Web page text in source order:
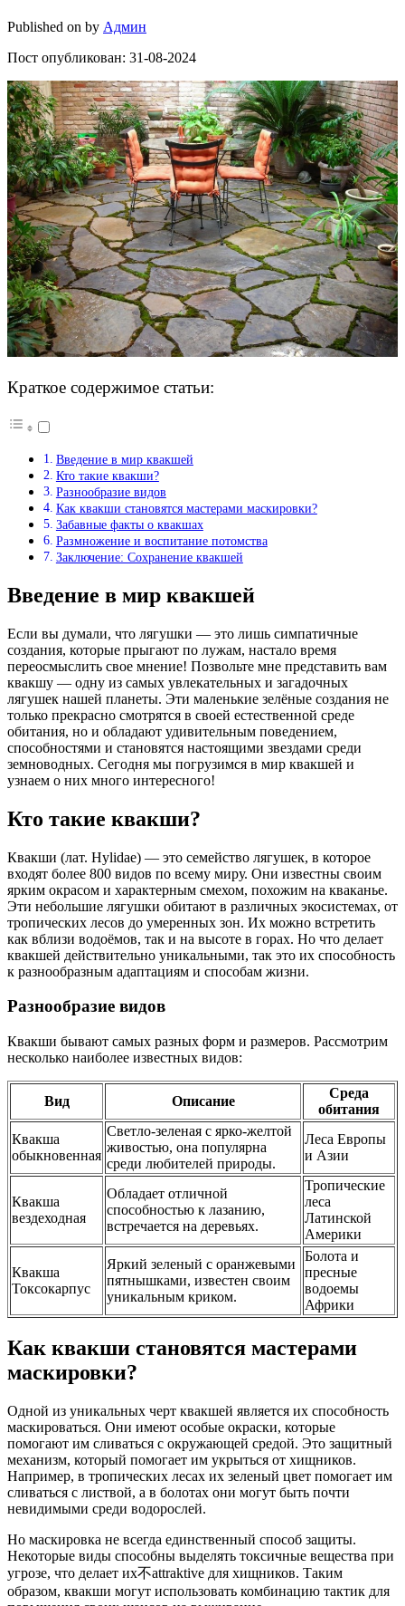
Published on by Админ
Пост опубликован: 31-08-2024
Краткое содержимое статьи:
Введение в мир квакшей
Кто такие квакши?
Разнообразие видов
Как квакши становятся мастерами маскировки?
Забавные факты о квакшах
Размножение и воспитание потомства
Заключение: Сохранение квакшей
Введение в мир квакшей
Если вы думали, что лягушки — это лишь симпатичные
создания, которые прыгают по лужам, настало время
переосмыслить свое мнение! Позвольте мне представить вам
квакшу — одну из самых увлекательных и загадочных
лягушек нашей планеты. Эти маленькие зелёные создания не
только прекрасно смотрятся в своей естественной среде
обитания, но и обладают удивительным поведением,
способностями и становятся настоящими звездами среди
земноводных. Сегодня мы погрузимся в мир квакшей и
узнаем о них много интересного!
Кто такие квакши?
Квакши (лат. Hylidae) — это семейство лягушек, в которое
входят более 800 видов по всему миру. Они известны своим
ярким окрасом и характерным смехом, похожим на кваканье.
Эти небольшие лягушки обитают в различных экосистемах, от
тропических лесов до умеренных зон. Их можно встретить
как вблизи водоёмов, так и на высоте в горах. Но что делает
квакшей действительно уникальными, так это их способность
к разнообразным адаптациям и способам жизни.
Разнообразие видов
Квакши бывают самых разных форм и размеров. Рассмотрим
несколько наиболее известных видов:
Вид Описание
Среда
обитания
Квакша
обыкновенная
Светло-зеленая с ярко-желтой
живостью, она популярна
среди любителей природы.
Леса Европы
и Азии
Квакша
вездеходная
Обладает отличной
способностью к лазанию,
встречается на деревьях.
Тропические
леса
Латинской
Америки
Квакша
Токсокарпус
Яркий зеленый с оранжевыми
пятнышками, известен своим
уникальным криком.
Болота и
пресные
водоемы
Африки
Как квакши становятся мастерами
маскировки?
Одной из уникальных черт квакшей является их способность
маскироваться. Они имеют особые окраски, которые
помогают им сливаться с окружающей средой. Это защитный
механизм, который помогает им укрыться от хищников.
Например, в тропических лесах их зеленый цвет помогает им
сливаться с листвой, а в болотах они могут быть почти
невидимыми среди водорослей.
Но маскировка не всегда единственный способ защиты.
Некоторые виды способны выделять токсичные вещества при
угрозе, что делает их不attraktive для хищников. Таким
образом, квакши могут использовать комбинацию тактик для